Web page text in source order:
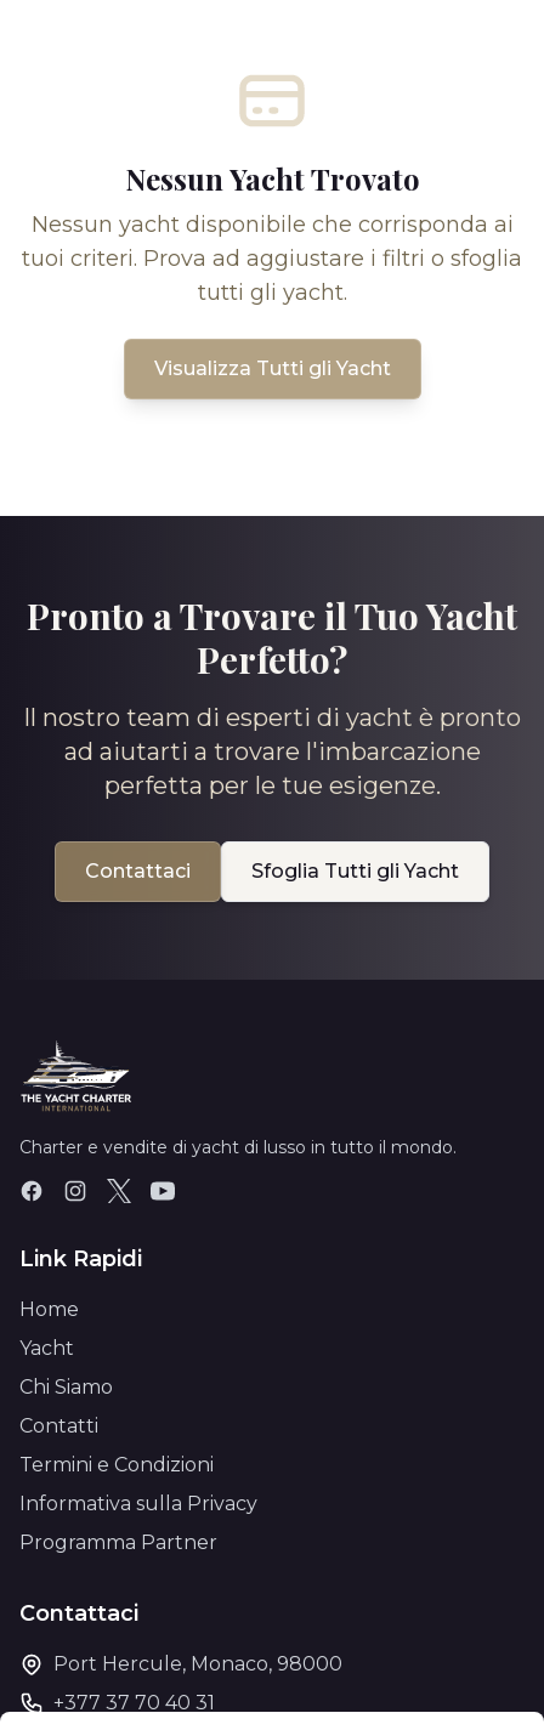
Nessun Yacht Trovato
Nessun yacht disponibile che corrisponda ai
tuoi criteri. Prova ad aggiustare i filtri o sfoglia
tutti gli yacht.
Visualizza Tutti gli Yacht
Pronto a Trovare il Tuo Yacht
Perfetto?
Il nostro team di esperti di yacht è pronto
ad aiutarti a trovare l'imbarcazione
perfetta per le tue esigenze.
Contattaci Sfoglia Tutti gli Yacht
Charter e vendite di yacht di lusso in tutto il mondo.
Link Rapidi
Home
Yacht
Chi Siamo
Contatti
Termini e Condizioni
Informativa sulla Privacy
Programma Partner
Contattaci
Port Hercule, Monaco, 98000
+377 37 70 40 31